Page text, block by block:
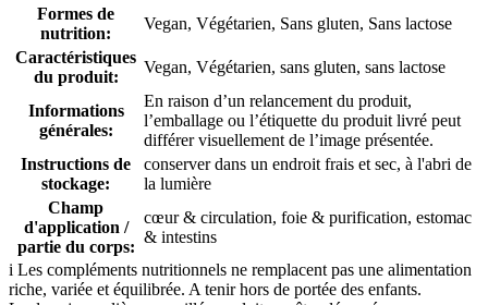
Formes de
nutrition:
Vegan, Végétarien, Sans gluten, Sans lactose
Caractéristiques
du produit:
Vegan, Végétarien, sans gluten, sans lactose
Informations
générales:
En raison d’un relancement du produit,
l’emballage ou l’étiquette du produit livré peut
différer visuellement de l’image présentée.
Instructions de
stockage:
conserver dans un endroit frais et sec, à l'abri de
la lumière
Champ
d'application /
partie du corps:
cœur & circulation, foie & purification, estomac
& intestins
i Les compléments nutritionnels ne remplacent pas une alimentation
riche, variée et équilibrée. A tenir hors de portée des enfants.